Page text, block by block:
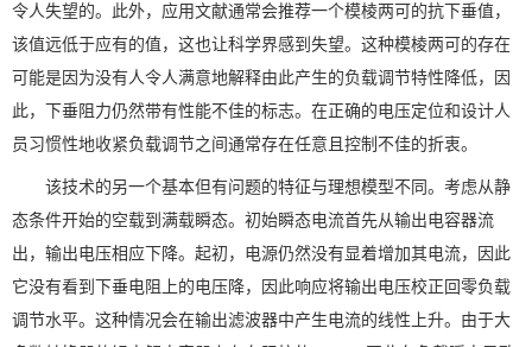
令人失望的。此外，应用文献通常会推荐一个模棱两可的抗下垂值，
该值远低于应有的值，这也让科学界感到失望。这种模棱两可的存在
可能是因为没有人令人满意地解释由此产生的负载调节特性降低，因
此，下垂阻力仍然带有性能不佳的标志。在正确的电压定位和设计人
员习惯性地收紧负载调节之间通常存在任意且控制不佳的折衷。
该技术的另一个基本但有问题的特征与理想模型不同。考虑从静
态条件开始的空载到满载瞬态。初始瞬态电流首先从输出电容器流
出，输出电压相应下降。起初，电源仍然没有显着增加其电流，因此
它没有看到下垂电阻上的电压降，因此响应将输出电压校正回零负载
调节水平。这种情况会在输出滤波器中产生电流的线性上升。由于大